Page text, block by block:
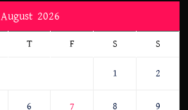
August 2026
T F S S
1 2
6 7 8 9